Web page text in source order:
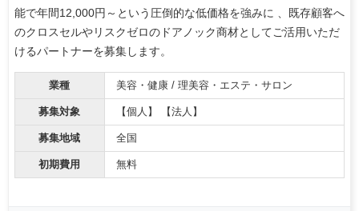
能で年間12,000円～という圧倒的な低価格を強みに 、既存顧客へ
のクロスセルやリスクゼロのドアノック商材としてご活用いただ
けるパートナーを募集します。
業種 美容・健康 / 理美容・エステ・サロン
募集対象 【個人】 【法人】
募集地域 全国
初期費用 無料